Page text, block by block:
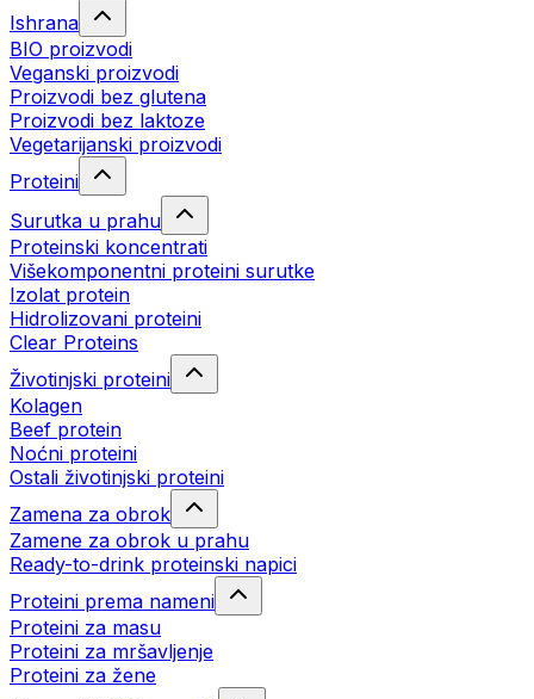
Ishrana
BIO proizvodi
Veganski proizvodi
Proizvodi bez glutena
Proizvodi bez laktoze
Vegetarijanski proizvodi
Proteini
Surutka u prahu
Proteinski koncentrati
Višekomponentni proteini surutke
Izolat protein
Hidrolizovani proteini
Clear Proteins
Životinjski proteini
Kolagen
Beef protein
Noćni proteini
Ostali životinjski proteini
Zamena za obrok
Zamene za obrok u prahu
Ready-to-drink proteinski napici
Proteini prema nameni
Proteini za masu
Proteini za mršavljenje
Proteini za žene